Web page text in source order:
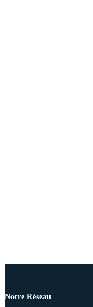
Notre Réseau